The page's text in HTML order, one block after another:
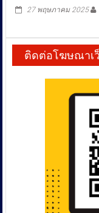
27 พฤษภาคม 2025
ติดต่อโฆษณาเ